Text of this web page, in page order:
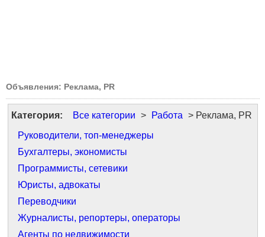
Объявления: Реклама, PR
Категория: Все категории > Работа > Реклама, PR
Руководители, топ-менеджеры
Бухгалтеры, экономисты
Программисты, сетевики
Юристы, адвокаты
Переводчики
Журналисты, репортеры, операторы
Агенты по недвижимости